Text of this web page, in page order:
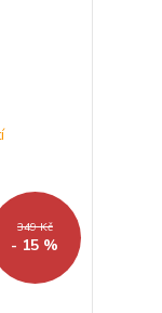
349 Kč
- 15 %